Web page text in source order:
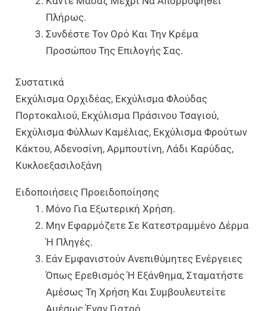
Πλήρως.
Συνδέστε Τον Ορό Και Την Κρέμα
Προσώπου Της Επιλογής Σας.
Συστατικά
Εκχύλισμα Ορχιδέας, Εκχύλισμα Φλούδας
Πορτοκαλιού, Εκχύλισμα Πράσινου Τσαγιού,
Εκχύλισμα Φύλλων Καμέλιας, Εκχύλισμα Φρούτων
Κάκτου, Αδενοσίνη, Αρμπουτίνη, Λάδι Καρύδας,
Κυκλοεξασιλοξάνη
Ειδοποιήσεις Προειδοποίησης
Μόνο Για Εξωτερική Χρήση.
Μην Εφαρμόζετε Σε Κατεστραμμένο Δέρμα
Ή Πληγές.
Εάν Εμφανιστούν Ανεπιθύμητες Ενέργειες
Όπως Ερεθισμός Ή Εξάνθημα, Σταματήστε
Αμέσως Τη Χρήση Και Συμβουλευτείτε